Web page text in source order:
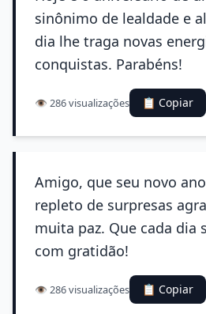
sinônimo de lealdade e
dia lhe traga novas
conquistas. Parabéns!
👁️ 286 visualizações 📋 Copiar
Amigo, que seu novo
repleto de surpresas
muita paz. Que cada dia
com gratidão!
👁️ 286 visualizações 📋 Copiar